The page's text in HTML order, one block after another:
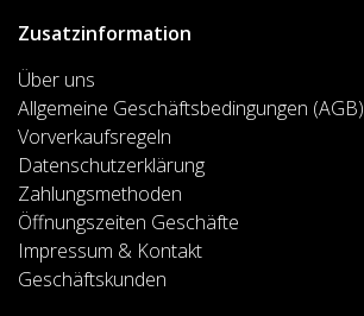
Zusatzinformation
Über uns
Allgemeine Geschäftsbedingungen (AGB)
Vorverkaufsregeln
Datenschutzerklärung
Zahlungsmethoden
Öffnungszeiten Geschäfte
Impressum & Kontakt
Geschäftskunden